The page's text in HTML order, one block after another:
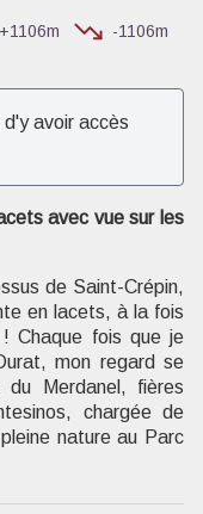
+1106m
-1106m
avoir accès
avec vue sur les
de Saint-Crépin,
en lacets, à la fois
Chaque fois que je
mon regard se
Merdanel, fières
chargée de
nature au Parc